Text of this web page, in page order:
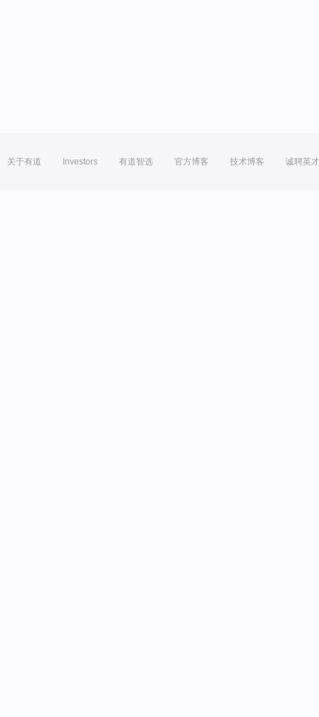
关于有道 Investors 有道智选 官方博客 技术博客 诚聘英才